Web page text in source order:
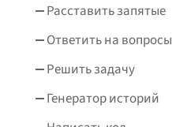
Расставить запятые
Ответить на вопросы
Решить задачу
Генератор историй